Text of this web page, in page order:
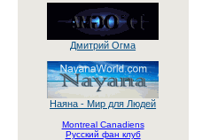
Дмитрий Огма
Наяна - Мир для Людей
Montreal Canadiens
Русский фан клуб